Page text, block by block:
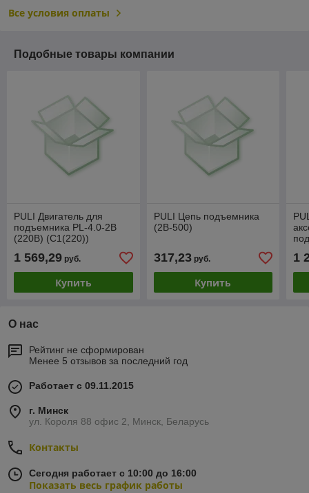
Все условия оплаты
Подобные товары компании
PULI Двигатель для
подъемника PL-4.0-2B
(220В) (C1(220))
1 569,29 руб.
Купить
PULI Цепь подъемника
(2B-500)
317,23руб.
Купить
пр
1
О нас
Рейтинг не сформирован
Менее 5 отзывов за последний год
Работает с 09.11.2015
г. Минск
ул. Короля 88 офис 2, Минск, Беларусь
Контакты
Сегодня работает с 10:00 до 16:00
Показать весь график работы